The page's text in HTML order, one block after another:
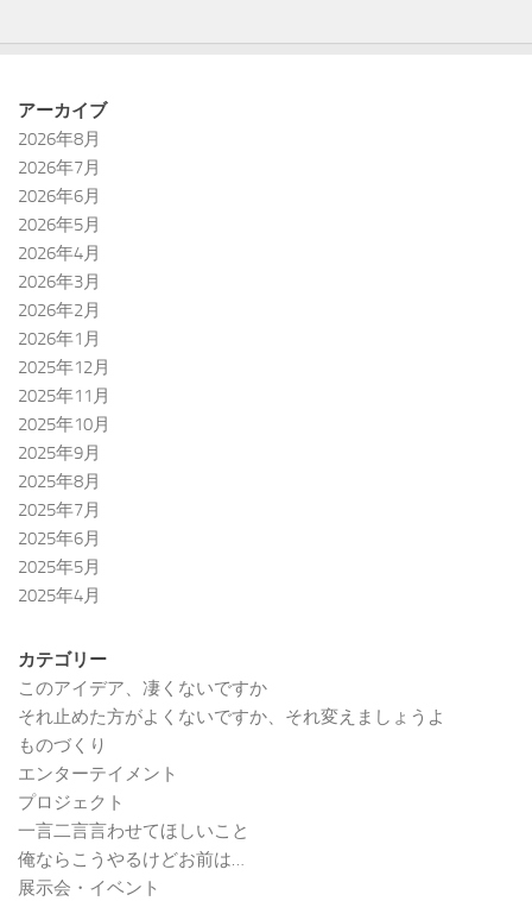
アーカイブ
2026年8月
2026年7月
2026年6月
2026年5月
2026年4月
2026年3月
2026年2月
2026年1月
2025年12月
2025年11月
2025年10月
2025年9月
2025年8月
2025年7月
2025年6月
2025年5月
2025年4月
カテゴリー
このアイデア、凄くないですか
それ止めた方がよくないですか、それ変えましょうよ
ものづくり
エンターテイメント
プロジェクト
一言二言言わせてほしいこと
俺ならこうやるけどお前は…
展示会・イベント